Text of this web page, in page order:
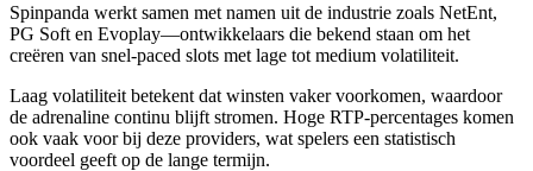
Spinpanda werkt samen met namen uit de industrie zoals NetEnt,
PG Soft en Evoplay—ontwikkelaars die bekend staan om het
creëren van snel‑paced slots met lage tot medium volatiliteit.
Laag volatiliteit betekent dat winsten vaker voorkomen, waardoor
de adrenaline continu blijft stromen. Hoge RTP-percentages komen
ook vaak voor bij deze providers, wat spelers een statistisch
voordeel geeft op de lange termijn.